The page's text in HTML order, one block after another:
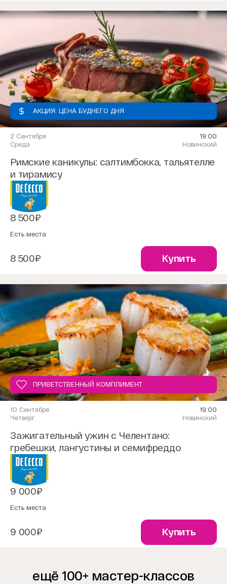
АКЦИЯ: ЦЕНА БУДНЕГО ДНЯ
2 Сентября
Среда
19:00
Новинский
Римские каникулы: салтимбокка, тальятелле
и тирамису
8 500₽
Есть места
8 500₽ Купить
ПРИВЕТСТВЕННЫЙ КОМПЛИМЕНТ
10 Сентября
Четверг
19:00
Новинский
Зажигательный ужин с Челентано:
гребешки, лангустины и семифреддо
9 000₽
Есть места
9 000₽ Купить
ещё 100+ мастер-классов